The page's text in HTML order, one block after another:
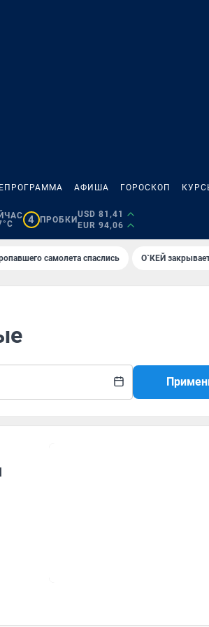
АФИША ГОРОСКОП
4 ПРОБКИ
USD 81,41
EUR 94,06
самолета спаслись О`КЕЙ